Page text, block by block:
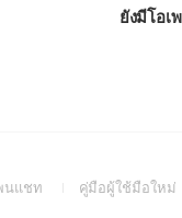
ยังมีโอ
นแชท
(Openคู่มือผู้ใช้มือใหม่